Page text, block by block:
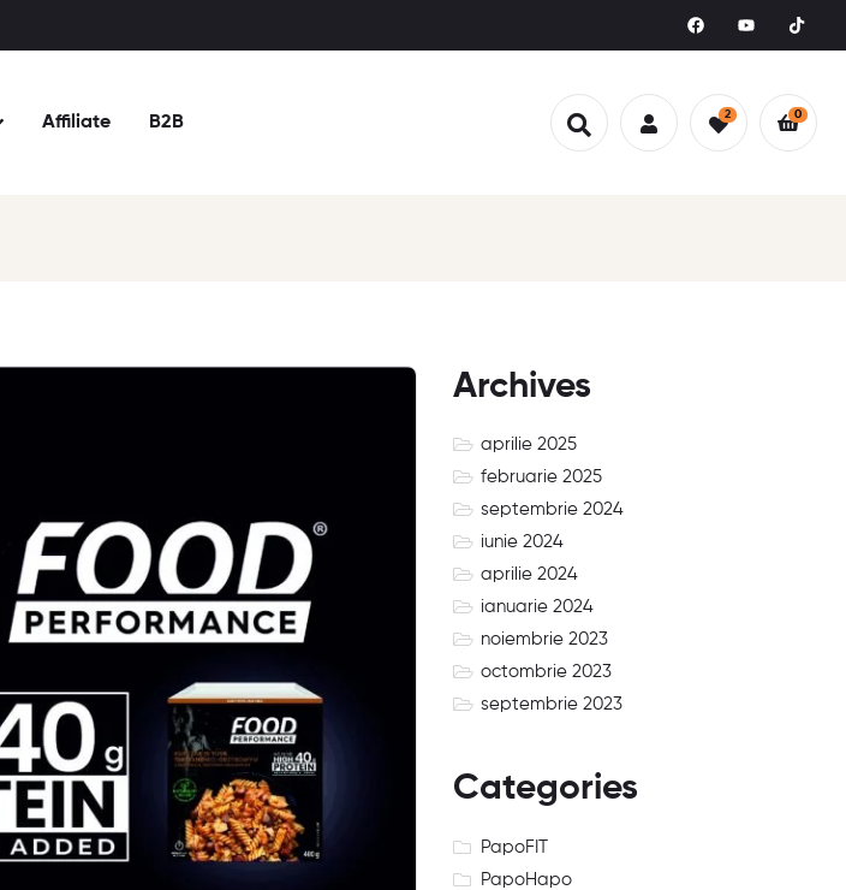
Affiliate B2B 2 0
Archives
aprilie 2025
februarie 2025
septembrie 2024
iunie 2024
aprilie 2024
ianuarie 2024
noiembrie 2023
octombrie 2023
septembrie 2023
Categories
PapoFIT
PapoHapo